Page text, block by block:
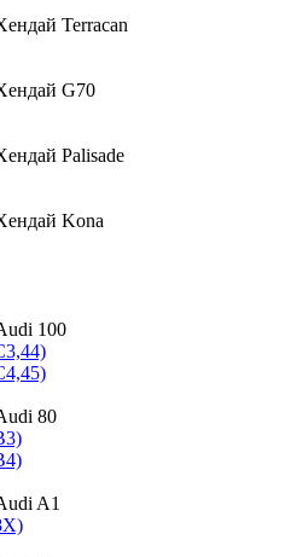
Terracan
G70
Palisade
Kona
100
80
A1